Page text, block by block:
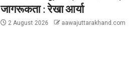
जागरूकता : रेखा आर्या
2 August 2026 aawajuttarakhand.com